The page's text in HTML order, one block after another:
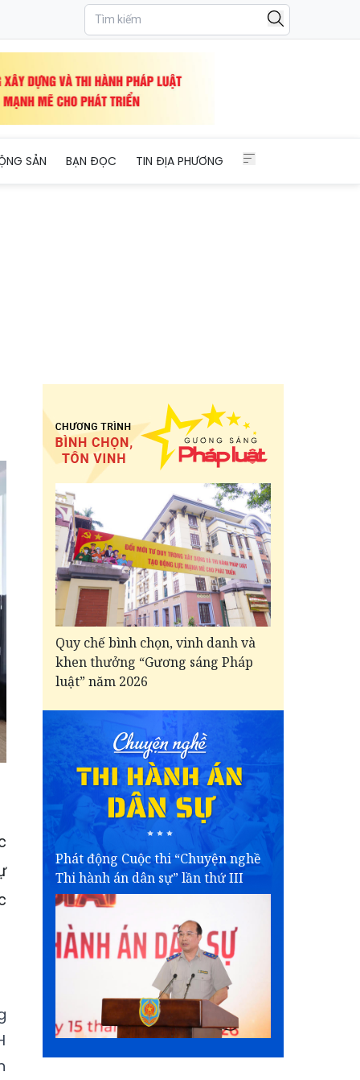
SẢN BẠN ĐỌC TIN ĐỊA PHƯƠNG
Quy chế bình chọn, vinh danh và
khen thưởng “Gương sáng Pháp
luật” năm 2026
Phát động Cuộc thi “Chuyện nghề
Thi hành án dân sự” lần thứ III